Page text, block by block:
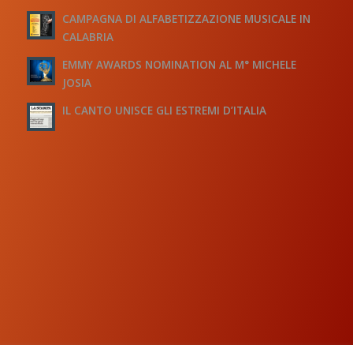
CAMPAGNA DI ALFABETIZZAZIONE MUSICALE IN
CALABRIA
EMMY AWARDS NOMINATION AL M° MICHELE
JOSIA
IL CANTO UNISCE GLI ESTREMI D’ITALIA